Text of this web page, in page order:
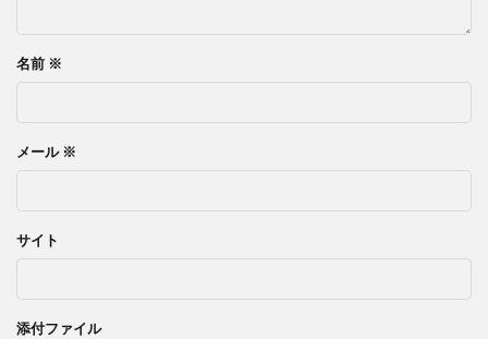
名前 ※
メール ※
サイト
添付ファイル